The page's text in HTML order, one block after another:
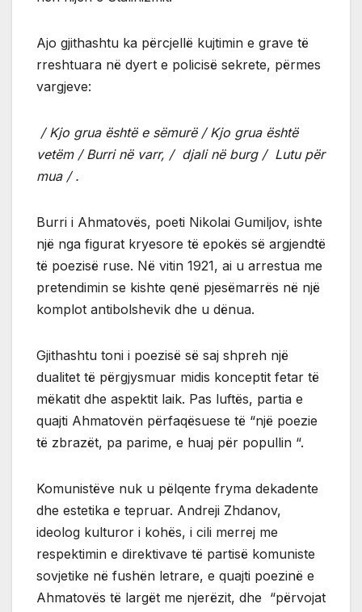
Ajo gjithashtu ka përcjellë kujtimin e grave të
rreshtuara në dyert e policisë sekrete, përmes
vargjeve:
/ Kjo grua është e sëmurë / Kjo grua është
vetëm / Burri në varr, / djali në burg / Lutu për
mua / .
Burri i Ahmatovës, poeti Nikolai Gumiljov, ishte
një nga figurat kryesore të epokës së argjendtë
të poezisë ruse. Në vitin 1921, ai u arrestua me
pretendimin se kishte qenë pjesëmarrës në një
komplot antibolshevik dhe u dënua.
Gjithashtu toni i poezisë së saj shpreh një
dualitet të përgjysmuar midis konceptit fetar të
mëkatit dhe aspektit laik. Pas luftës, partia e
quajti Ahmatovën përfaqësuese të “një poezie
të zbrazët, pa parime, e huaj për popullin “.
Komunistëve nuk u pëlqente fryma dekadente
dhe estetika e tepruar. Andreji Zhdanov,
ideolog kulturor i kohës, i cili merrej me
respektimin e direktivave të partisë komuniste
sovjetike në fushën letrare, e quajti poezinë e
Ahmatovës të largët me njerëzit, dhe “përvojat